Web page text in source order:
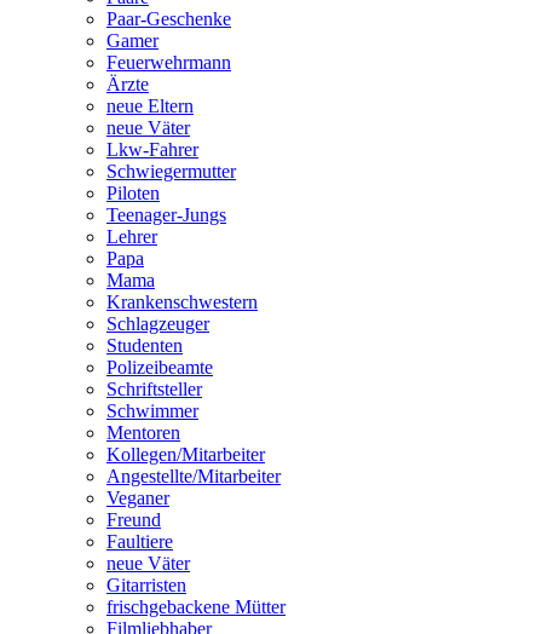
Paar-Geschenke
Gamer
Feuerwehrmann
Ärzte
neue Eltern
neue Väter
Lkw-Fahrer
Schwiegermutter
Piloten
Teenager-Jungs
Lehrer
Papa
Mama
Krankenschwestern
Schlagzeuger
Studenten
Polizeibeamte
Schriftsteller
Schwimmer
Mentoren
Kollegen/Mitarbeiter
Angestellte/Mitarbeiter
Veganer
Freund
Faultiere
neue Väter
Gitarristen
frischgebackene Mütter
Filmliebhaber